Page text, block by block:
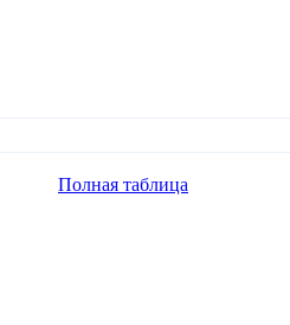
Полная таблица